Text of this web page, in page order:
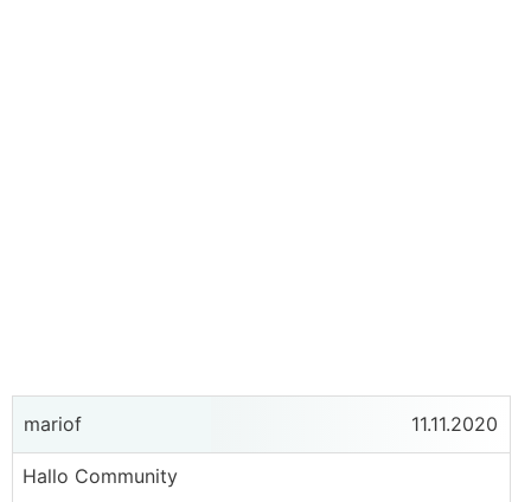
mariof 11.11.2020
Hallo Community